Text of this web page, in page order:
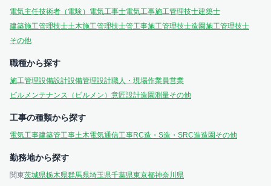
電気主任技術者（電験） 電気工事士電気工事施工管理技士建築士
建築施工管理技士土木施工管理技士管工事施工管理技士造園施工管理技士
その他
職種から探す
施工管理設備設計設備管理設計職人・現場作業員営業
ビルメンテナンス（ビルメン） 意匠設計造園測量その他
工事の種類から探す
電気工事建築管工事土木電気通信工事RC造・S造・SRC造造園 その他
勤務地から探す
関東茨城県栃木県群馬県埼玉県千葉県東京都神奈川県